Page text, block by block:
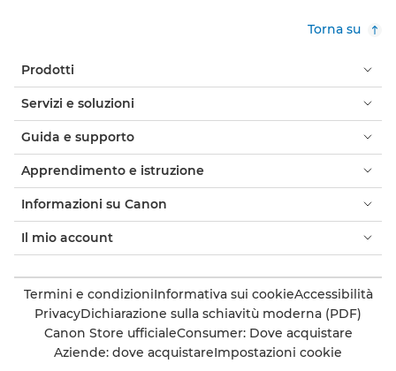
Torna su
Prodotti
Servizi e soluzioni
Guida e supporto
Apprendimento e istruzione
Informazioni su Canon
Il mio account
Termini e condizioniInformativa sui cookieAccessibilità
PrivacyDichiarazione sulla schiavitù moderna (PDF)
Canon Store ufficialeConsumer: Dove acquistare
Aziende: dove acquistareImpostazioni cookie